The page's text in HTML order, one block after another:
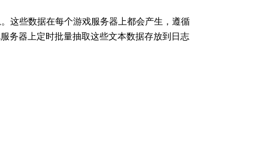
这些数据在每个游戏服务器上都会产生，遵循
务器上定时批量抽取这些文本数据存放到日志